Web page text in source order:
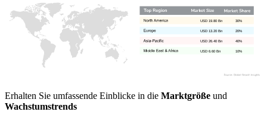
10%
USD 6.60 Bn
40%
USD 26.40 Bn
20%
USD 13.20 Bn
30%
USD 19.80 Bn
Erhalten Sie umfassende Einblicke in die Marktgröße und
Wachstumstrends